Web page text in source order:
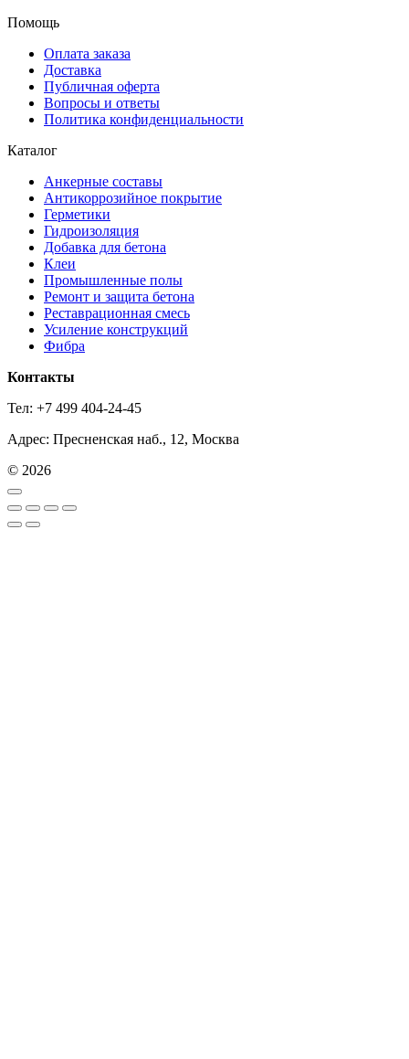
Помощь
Оплата заказа
Доставка
Публичная оферта
Вопросы и ответы
Политика конфиденциальности
Каталог
Анкерные составы
Антикоррозийное покрытие
Герметики
Гидроизоляция
Добавка для бетона
Клеи
Промышленные полы
Ремонт и защита бетона
Реставрационная смесь
Усиление конструкций
Фибра
Контакты
Тел: +7 499 404-24-45
Адрес: Пресненская наб., 12, Москва
© 2026